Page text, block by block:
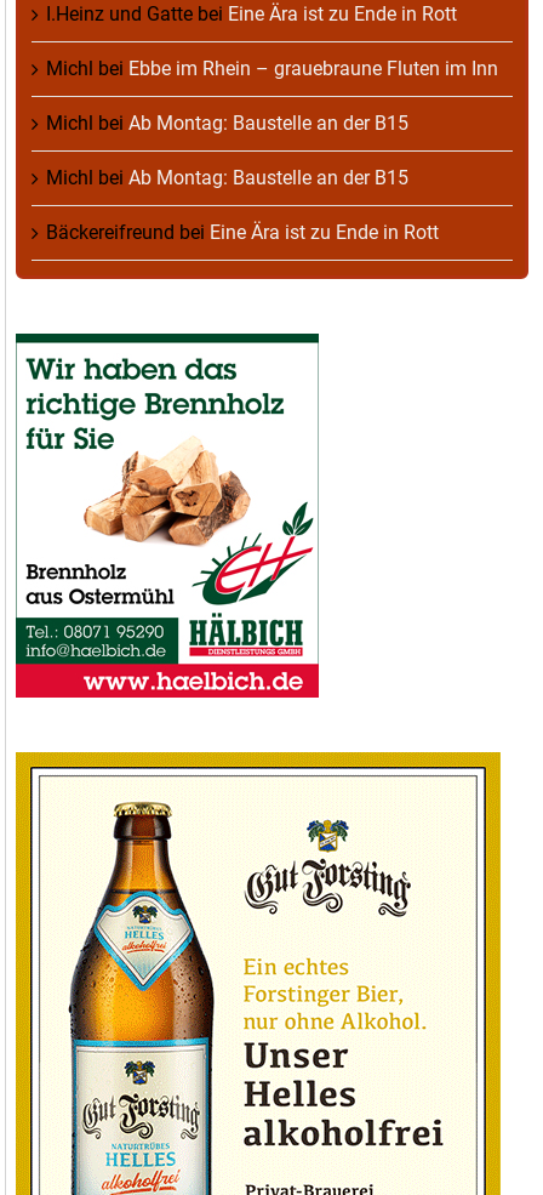
I.Heinz und Gatte bei Eine Ära ist zu Ende in Rott
Michl bei Ebbe im Rhein – grauebraune Fluten im Inn
Michl bei Ab Montag: Baustelle an der B15
Michl bei Ab Montag: Baustelle an der B15
Bäckereifreund bei Eine Ära ist zu Ende in Rott